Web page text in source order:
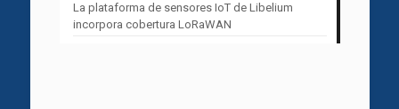
La plataforma de sensores IoT de Libelium
incorpora cobertura LoRaWAN